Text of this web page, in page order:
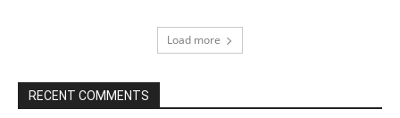
Load more
RECENT COMMENTS